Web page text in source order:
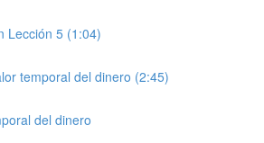
Lección 5 (1:04)
temporal del dinero (2:45)
del dinero